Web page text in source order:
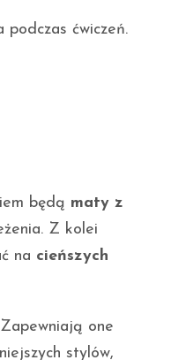
ćwiczeń.
będą maty z
Z kolei
na cieńszych
one
stylów,